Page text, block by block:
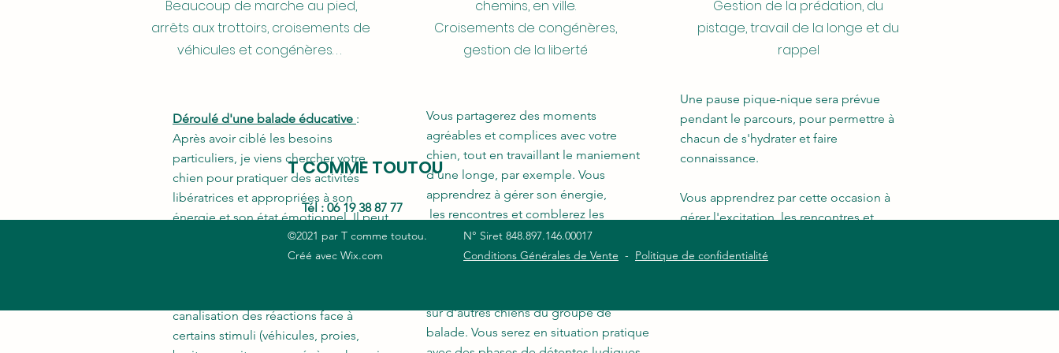
pour poser ou réviser des
propriétaires se retrouvent en difficulté
Déroulé d'une balade éducative :
Après avoir ciblé les besoins
particuliers, je viens chercher votre
chien pour pratiquer des activités
libératrices et appropriées à son
énergie et son état émotionnel. Il peut
s'agir de course d'endurance, d'un
pistage d'odeurs spécifiques, des
canalisation des réactions face à
certains stimuli (véhicules, proies,
donnent lieu à des situations de la vie
quotidienne et permettent d'acquérir
Vous partagerez des moments
agréables et complices avec votre
chien, tout en travaillant le maniement
d'une longe, par exemple. Vous
apprendrez à gérer son énergie,
les rencontres et comblerez les
besoins de votre chien en exercices.
sur d'autres chiens du groupe de
balade. Vous serez en situation pratique
agréables et complices avec votre
chien, tout en travaillant le maniement
Une pause pique-nique sera prévue
pendant le parcours, pour permettre à
chacun de s'hydrater et faire
connaissance.
Vous apprendrez par cette occasion à
gérer l'excitation, les rencontres et
en exercices.
Beaucoup de marche au pied,
arrêts aux trottoirs, croisements de
véhicules et congénères. . .
chemins, en ville.
Croisements de congénères,
gestion de la liberté
Gestion de la prédation, du
pistage, travail de la longe et du
rappel
T COMME TOUTOU
Tél : 06 19 38 87 77
©2021 par T comme toutou.
Créé avec Wix.com
N° Siret 848.897.146.00017
Conditions Générales de Vente - Politique de confidentialité